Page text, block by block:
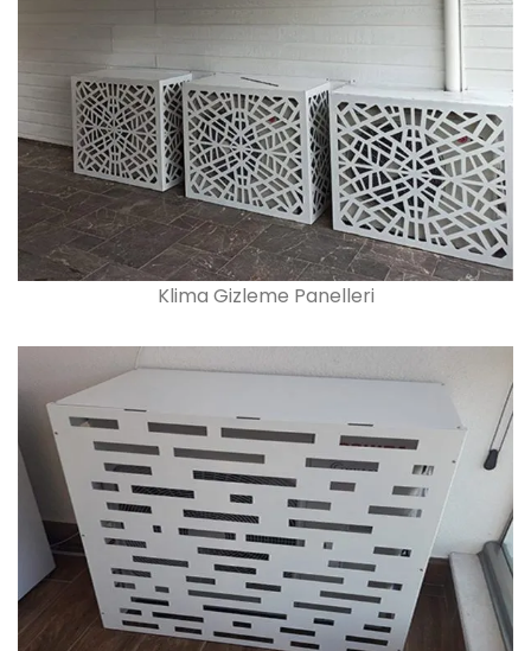
Klima Gizleme Panelleri